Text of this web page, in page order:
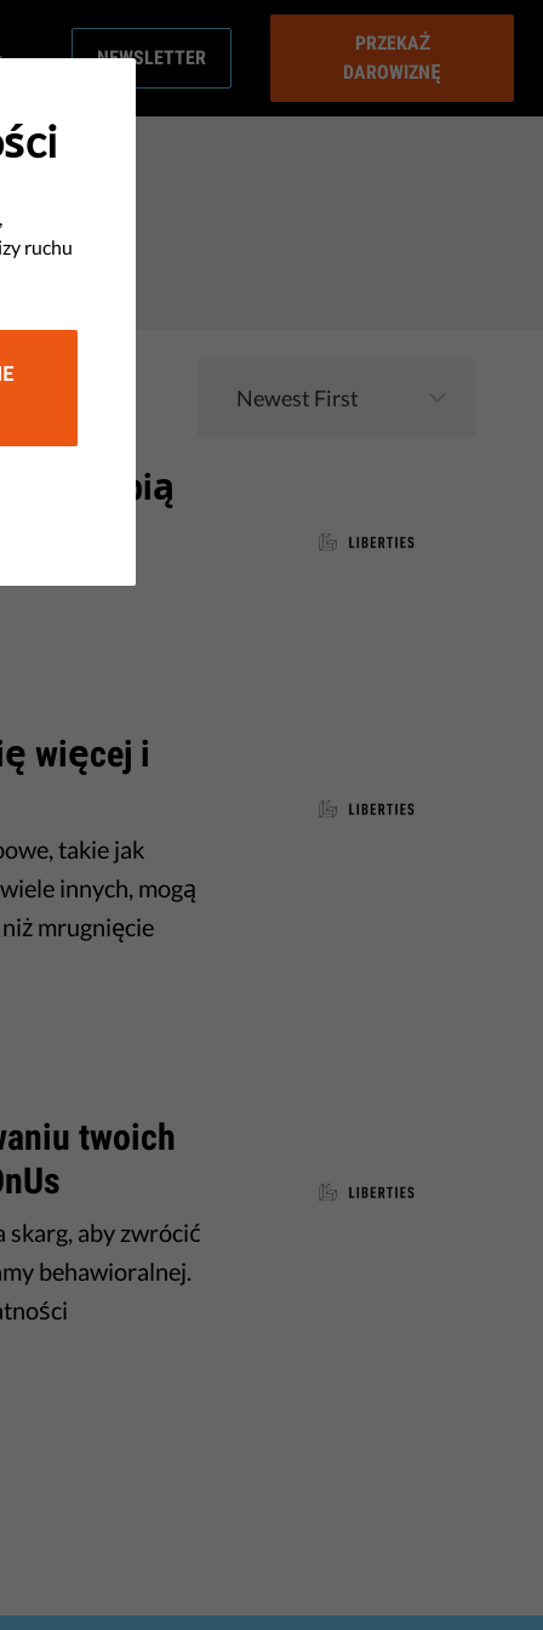
NEWSLETTER
PRZEKAŻ
DAROWIZNĘ
IAB skupią
więcej i
takie jak
innych, mogą
mrugnięcie
twoich
skarg, aby zwrócić
behawioralnej.
ruchu